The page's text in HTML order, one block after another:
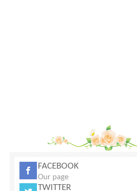
Продаётся 100% англо-нубийская козочка
25 Га земли населенных пунктов
FACEBOOK
Our page
TWITTER